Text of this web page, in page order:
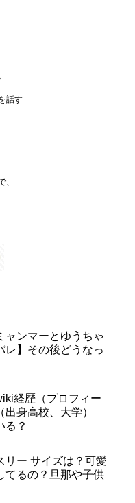
話す
、
ャンマーとゆうちゃ
レ】その後どうなっ
経歴（プロフィー
出身高校、大学）
る？
リー サイズは？可愛
てるの？旦那や子供